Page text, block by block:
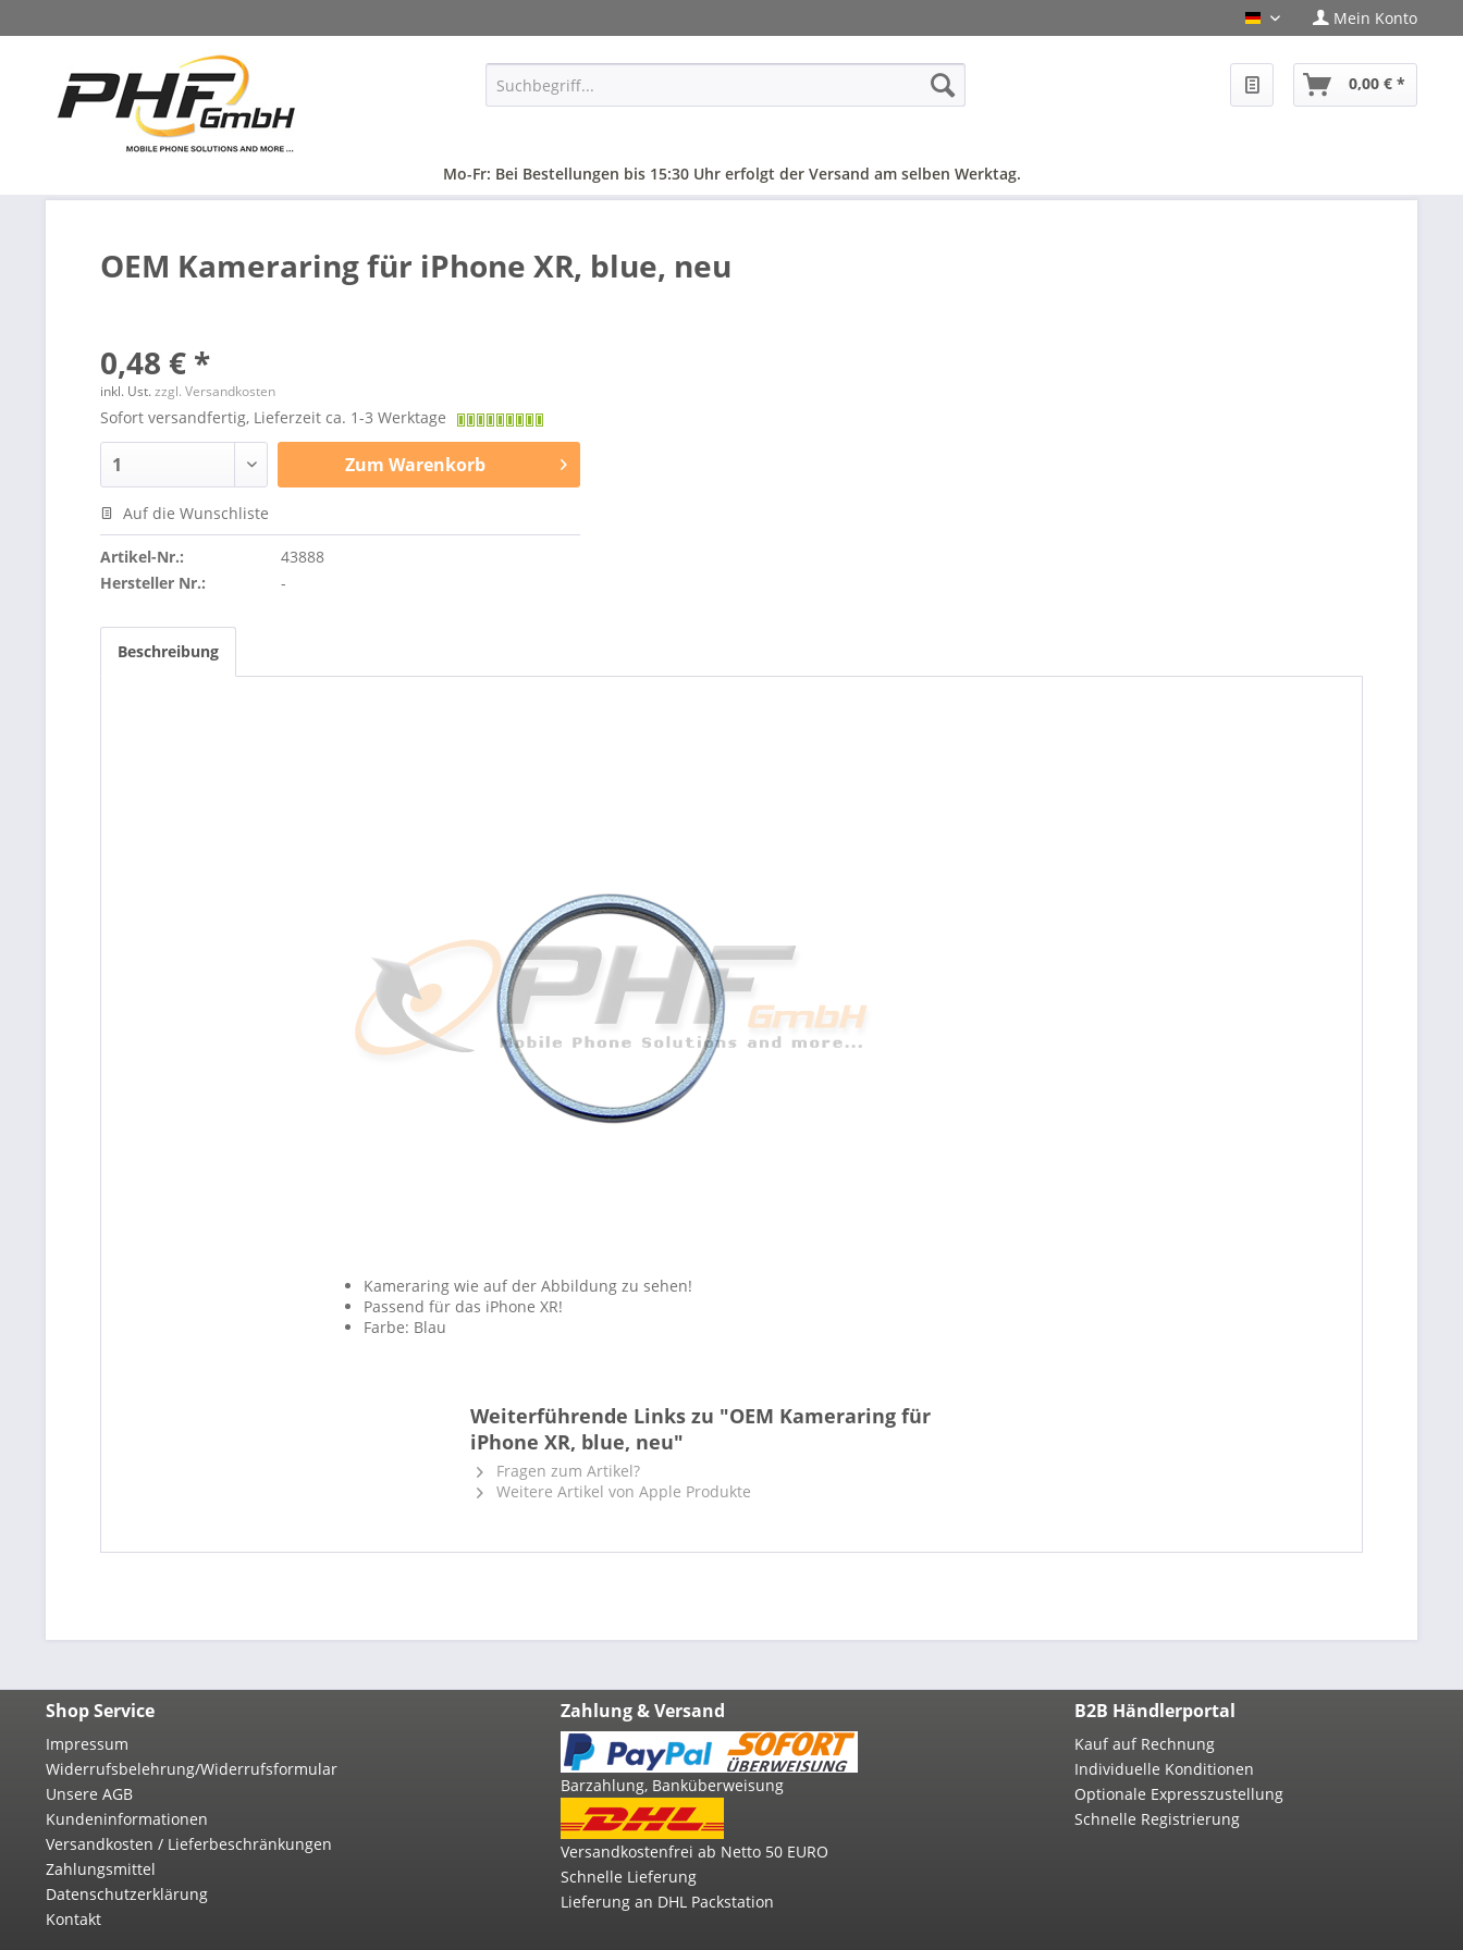
PHF-Shop Deutsch
Mein Konto
0,00 € *
Mo-Fr: Bei Bestellungen bis 15:30 Uhr erfolgt der Versand am selben Werktag.
OEM Kameraring für iPhone XR, blue, neu
0,48 € *
inkl. Ust.zzgl. Versandkosten
Sofort versandfertig, Lieferzeit ca. 1-3 Werktage
ZumWarenkorb
Auf die Wunschliste
Artikel-Nr.:
43888
Hersteller Nr.:
-
Beschreibung
Kameraring wie auf der Abbildung zu sehen!
Passend für das iPhone XR!
Farbe: Blau
Weiterführende Links zu "OEM Kameraring für
iPhone XR, blue, neu"
Fragen zum Artikel?
Weitere Artikel von Apple Produkte
Shop Service
Impressum
Widerrufsbelehrung/Widerrufsformular
Unsere AGB
Kundeninformationen
Versandkosten / Lieferbeschränkungen
Zahlungsmittel
Datenschutzerklärung
Kontakt
Zahlung & Versand
Barzahlung, Banküberweisung
Versandkostenfrei ab Netto 50 EURO
Schnelle Lieferung
Lieferung an DHL Packstation
B2B Händlerportal
Kauf auf Rechnung
Individuelle Konditionen
Optionale Expresszustellung
Schnelle Registrierung